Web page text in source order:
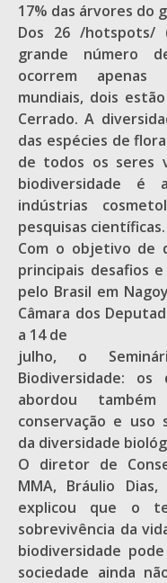
17% das árvores do
Dos 26 /hotspots/
grande número
ocorrem apenas
mundiais, dois
Cerrado. A
das espécies de
de todos os seres
biodiversidade é
indústrias
pesquisas científicas.
Com o objetivo de
principais desafios
pelo Brasil em
Câmara dos
a 14 de
julho, o
Biodiversidade:
abordou
conservação e uso
da diversidade
O diretor de
MMA, Bráulio
explicou que o
sobrevivência da
biodiversidade
sociedade ainda